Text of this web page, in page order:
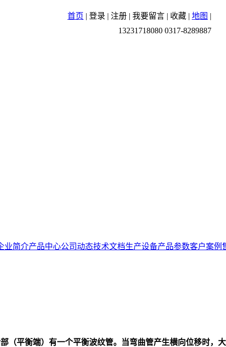
首页 | 登录 | 注册 | 我要留言 | 收藏 | 地图 |
13231718080 0317-8289887
业简介产品中心公司动态技术文档生产设备产品参数客户案例
（平衡端）有一个平衡波纹管。当弯曲管产生横向位移时，